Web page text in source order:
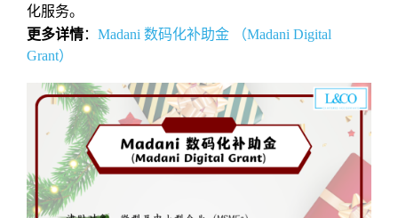
化服务。
更多详情： Madani 数码化补助金 （Madani Digital
Grant）